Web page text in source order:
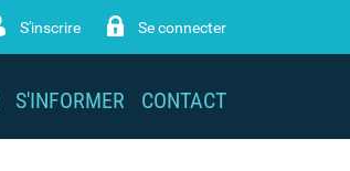
S'inscrire Se connecter
S'INFORMER CONTACT